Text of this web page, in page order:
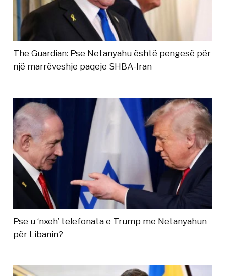
The Guardian: Pse Netanyahu është pengesë për
një marrëveshje paqeje SHBA-Iran
Pse u ‘nxeh’ telefonata e Trump me Netanyahun
për Libanin?